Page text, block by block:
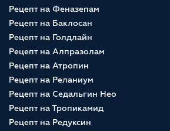
Рецепт на Феназепам
Рецепт на Баклосан
Рецепт на Голдлайн
Рецепт на Алпразолам
Рецепт на Атропин
Рецепт на Реланиум
Рецепт на Седальгин Нео
Рецепт на Тропикамид
Рецепт на Редуксин